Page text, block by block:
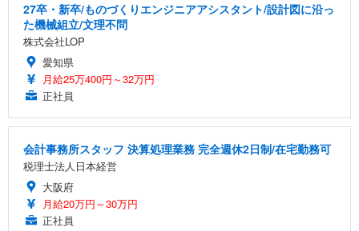
27卒・新卒/ものづくりエンジニアアシスタント/設計図に沿っ
た機械組立/文理不問
株式会社LOP
愛知県
月給25万400円～32万円
正社員
会計事務所スタッフ 決算処理業務 完全週休2日制/在宅勤務可
税理士法人日本経営
大阪府
月給20万円～30万円
正社員